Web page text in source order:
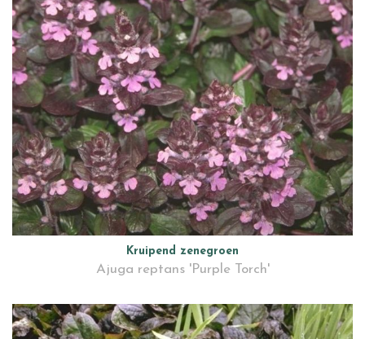
Kruipend zenegroen
Ajuga reptans 'Purple Torch'